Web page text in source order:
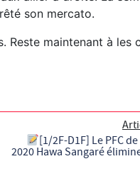
son mercato.
maintenant à les
[1/2F-D1F] Le PFC
2020 Hawa Sangaré